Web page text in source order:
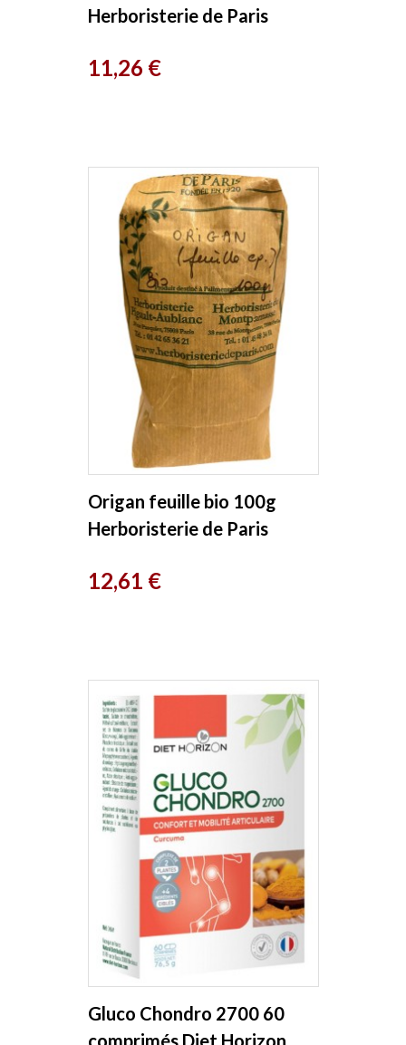
Herboristerie de Paris
Prix
11,26 €
Origan feuille bio 100g
Herboristerie de Paris
Prix
12,61 €
Gluco Chondro 2700 60
comprimés Diet Horizon